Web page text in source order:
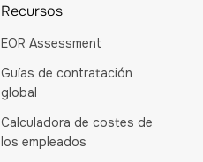
Recursos
EOR Assessment
Guías de contratación
global
Calculadora de costes de
los empleados